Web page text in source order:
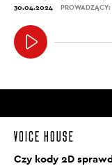
30.04.2024
Czy kody 2D